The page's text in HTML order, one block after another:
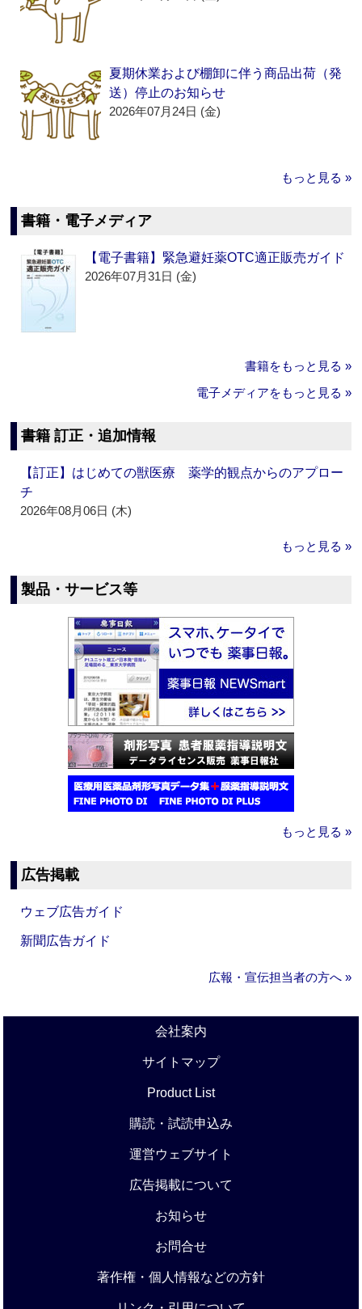
夏期休業および棚卸に伴う商品出荷（発
送）停止のお知らせ
2026年07月24日 (金)
もっと見る »
書籍・電子メディア
【電子書籍】緊急避妊薬OTC適正販売ガイド
2026年07月31日 (金)
書籍をもっと見る »
電子メディアをもっと見る »
書籍 訂正・追加情報
【訂正】はじめての獣医療 薬学的観点からのアプロー
チ
2026年08月06日 (木)
もっと見る »
製品・サービス等
もっと見る »
広告掲載
ウェブ広告ガイド
新聞広告ガイド
広報・宣伝担当者の方へ »
会社案内
サイトマップ
Product List
購読・試読申込み
運営ウェブサイト
広告掲載について
お知らせ
お問合せ
著作権・個人情報などの方針